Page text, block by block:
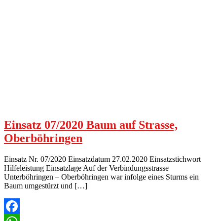
Einsatz 07/2020 Baum auf Strasse,
Oberböhringen
Einsatz Nr. 07/2020 Einsatzdatum 27.02.2020 Einsatzstichwort
Hilfeleistung Einsatzlage Auf der Verbindungsstrasse
Unterböhringen – Oberböhringen war infolge eines Sturms ein
Baum umgestürzt und […]